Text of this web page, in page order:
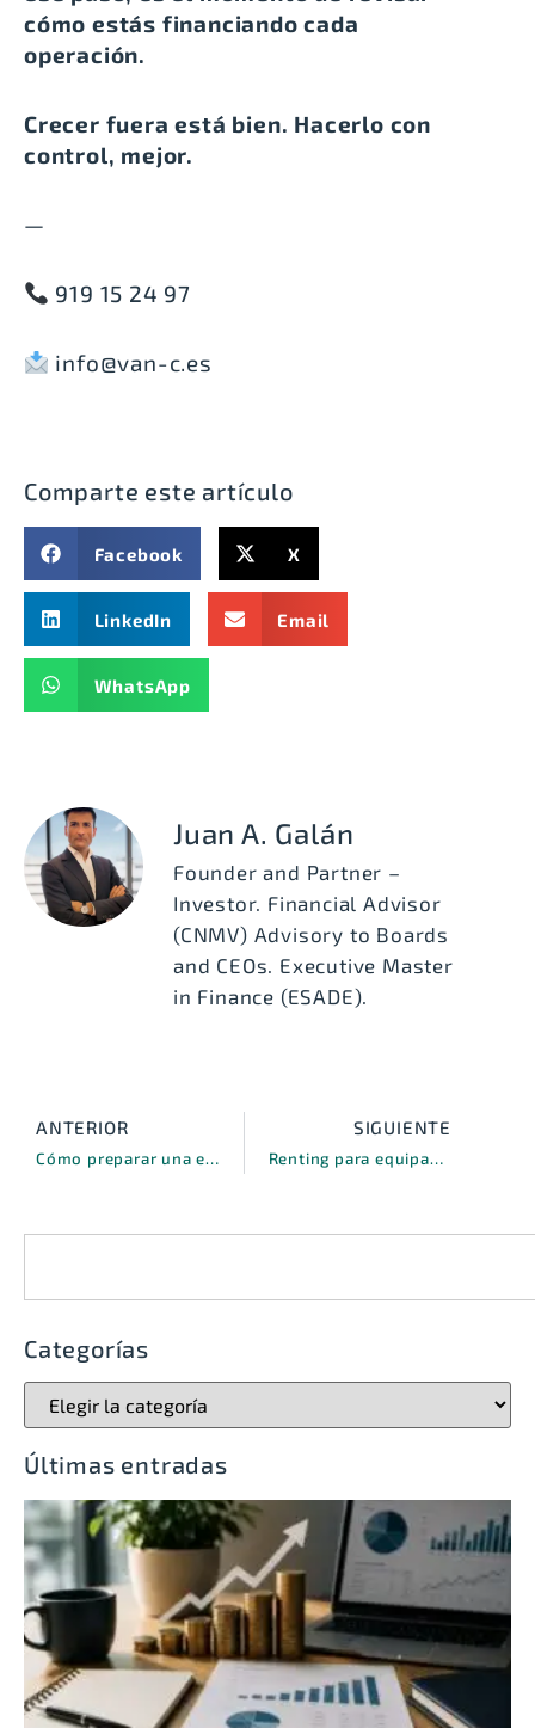
cómo estás financiando cada
operación.
Crecer fuera está bien. Hacerlo con
control, mejor.
—
919 15 24 97
info@van-c.es
Comparte este artículo
Facebook X
LinkedIn Email
WhatsApp
Juan A. Galán
Founder and Partner –
Investor. Financial Advisor
(CNMV) Advisory to Boards
and CEOs. Executive Master
in Finance (ESADE).
ANTERIOR
Cómo preparar una empresa de fabricación para financiar inversión sin poner en riesgo su tesorería
SIGUIENTE
Renting para equipamiento: cómo invertir en tu empresa sin tensionar la tesorería.
Categorías
Últimas entradas